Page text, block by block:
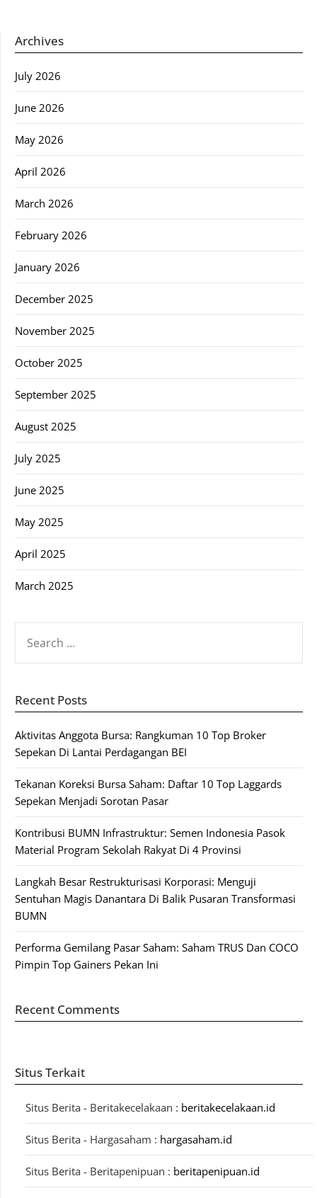
Archives
July 2026
June 2026
May 2026
April 2026
March 2026
February 2026
January 2026
December 2025
November 2025
October 2025
September 2025
August 2025
July 2025
June 2025
May 2025
April 2025
March 2025
FOR:
Recent Posts
Aktivitas Anggota Bursa: Rangkuman 10 Top Broker
Sepekan Di Lantai Perdagangan BEI
Tekanan Koreksi Bursa Saham: Daftar 10 Top Laggards
Sepekan Menjadi Sorotan Pasar
Kontribusi BUMN Infrastruktur: Semen Indonesia Pasok
Material Program Sekolah Rakyat Di 4 Provinsi
Langkah Besar Restrukturisasi Korporasi: Menguji
Sentuhan Magis Danantara Di Balik Pusaran Transformasi
BUMN
Performa Gemilang Pasar Saham: Saham TRUS Dan COCO
Pimpin Top Gainers Pekan Ini
Recent Comments
Situs Terkait
Situs Berita - Beritakecelakaan : beritakecelakaan.id
Situs Berita - Hargasaham : hargasaham.id
Situs Berita - Beritapenipuan : beritapenipuan.id